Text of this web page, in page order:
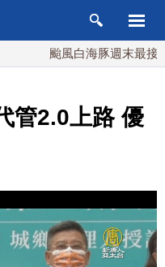
颱風白海豚週末最接近台
管2.0上路 優